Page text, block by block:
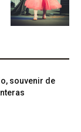
souvenir de